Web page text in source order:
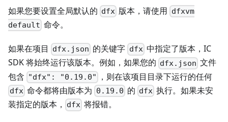
如果您要设置全局默认的 dfx 版本，请使用 dfxvm
default 命令。
如果在项目 dfx.json 的关键字 dfx中指定了版本，IC
SDK 将始终运行该版本。例如，如果您的 dfx.json 文件
包含 "dfx": "0.19.0" ，则在该项目目录下运行的任何
dfx 命令都将由版本为 0.19.0 的 dfx 执行。如果未安
装指定的版本，
dfx 将报错。